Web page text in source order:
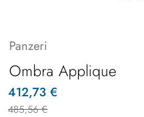
Panzeri
Ombra Applique
412,73 €
485,56 €